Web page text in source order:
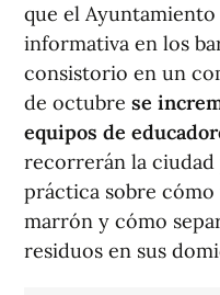
que el
informativa en los
consistorio en un
de octubre se
equipos de
recorrerán la
práctica sobre
marrón y cómo
residuos en sus